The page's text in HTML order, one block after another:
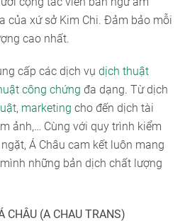
của xứ sở Kim Chi. Đảm bảo mỗi
cao nhất.
cấp các dịch vụ dịch thuật
công chứng đa dạng. Từ dịch
, marketing cho đến dịch tài
ảnh,… Cùng với quy trình kiểm
Á Châu cam kết luôn mang
những bản dịch chất lượng
CHÂU (A CHAU TRANS)